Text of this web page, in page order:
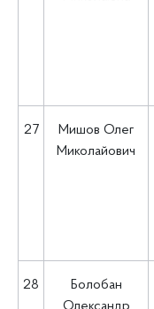
27
Мишов Олег
Миколайович
28
Болобан